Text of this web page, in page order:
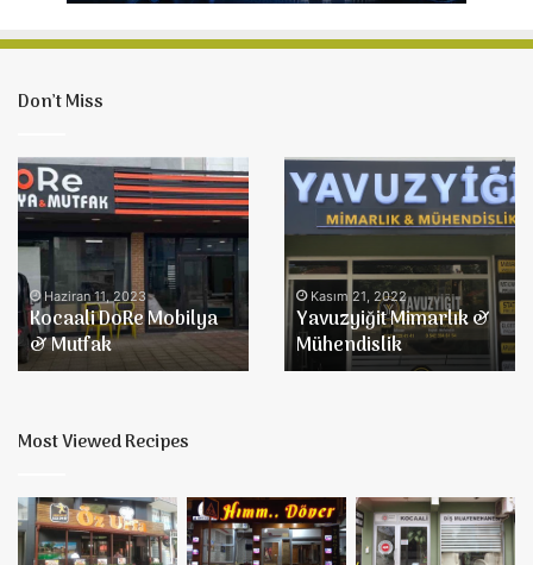
Don’t Miss
Kocaali
DoRe
Mobilya
&
Mutfak
Haziran 11, 2023
Kocaali DoRe Mobilya
& Mutfak
Yavuzyiğit
Mimarlık
Kasım 21, 2022
Yavuzyiğit Mimarlık &
Mühendislik
Most Viewed Recipes